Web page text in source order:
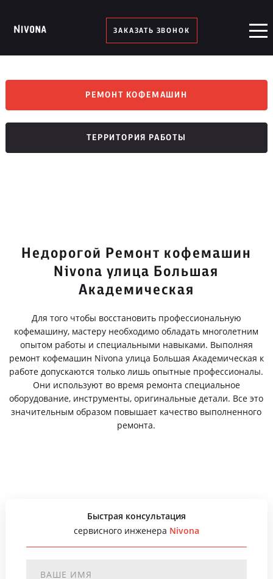
ЗАКАЗАТЬ ЗВОНОК
РЕМОНТ КОФЕМАШИН
ТЕРРИТОРИЯ РАБОТЫ
Недорогой Ремонт кофемашин
Nivona улица Большая
Академическая
Для того чтобы восстановить профессиональную
кофемашину, мастеру необходимо обладать многолетним
опытом работы и специальными навыками. Выполняя
ремонт кофемашин Nivona улица Большая Академическая к
работе допускаются только лишь опытные профессионалы.
Они используют во время ремонта специальное
оборудование, инструменты, оригинальные детали. Все это
значительным образом повышает качество выполненного
ремонта.
Быстрая консультация
сервисного инженера Nivona